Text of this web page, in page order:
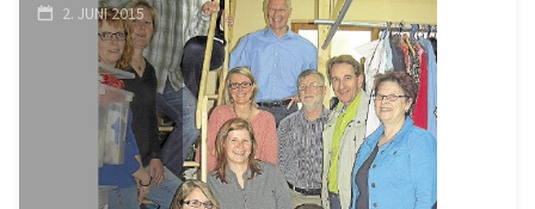
2. JUNI 2015